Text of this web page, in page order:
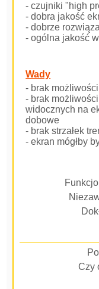
- czujniki "high
- dobra jakość
- dobrze
- ogólna jakość
Wady
- brak
- brak
widocznych na
dobowe
- brak strzałek
- ekran mógłby
Czy